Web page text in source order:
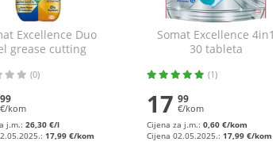
Excellence Duo
grease cutting
(0)
99
€/kom
j.m.: 26,30 €/l
17,99 €/kom
Somat Excellence 4in1
30 tableta
(1)
17 99
€/kom
Cijena za j.m.: 0,60 €/kom
Cijena 02.05.2025.: 17,99 €/kom